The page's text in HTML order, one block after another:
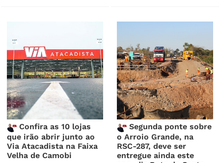
Confira as 10 lojas
que irão abrir junto ao
Via Atacadista na Faixa
Velha de Camobi
Segunda ponte sobre
o Arroio Grande, na
RSC-287, deve ser
entregue ainda este